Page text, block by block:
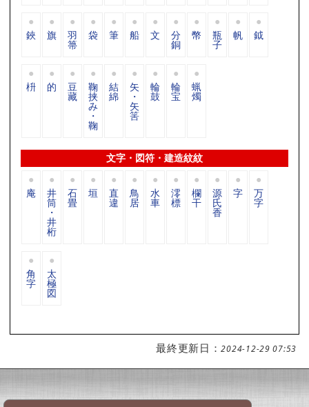
鋏 旗 羽
箒
袋 筆 船 文 分
銅
幣 瓶
子
帆 鉞
枡 的 豆
藏
鞠
挟
み
・
鞠
結
綿
矢
・
矢
筈
輪
鼓
輪
宝
蝋
燭
文字・図符・建造紋紋
庵 井
筒
・
井
桁
石
畳
垣 直
違
鳥
居
水
車
澪
標
欄
干
源
氏
香
字 万
字
角
字
太
極
図
最終更新日：2024-12-29 07:53